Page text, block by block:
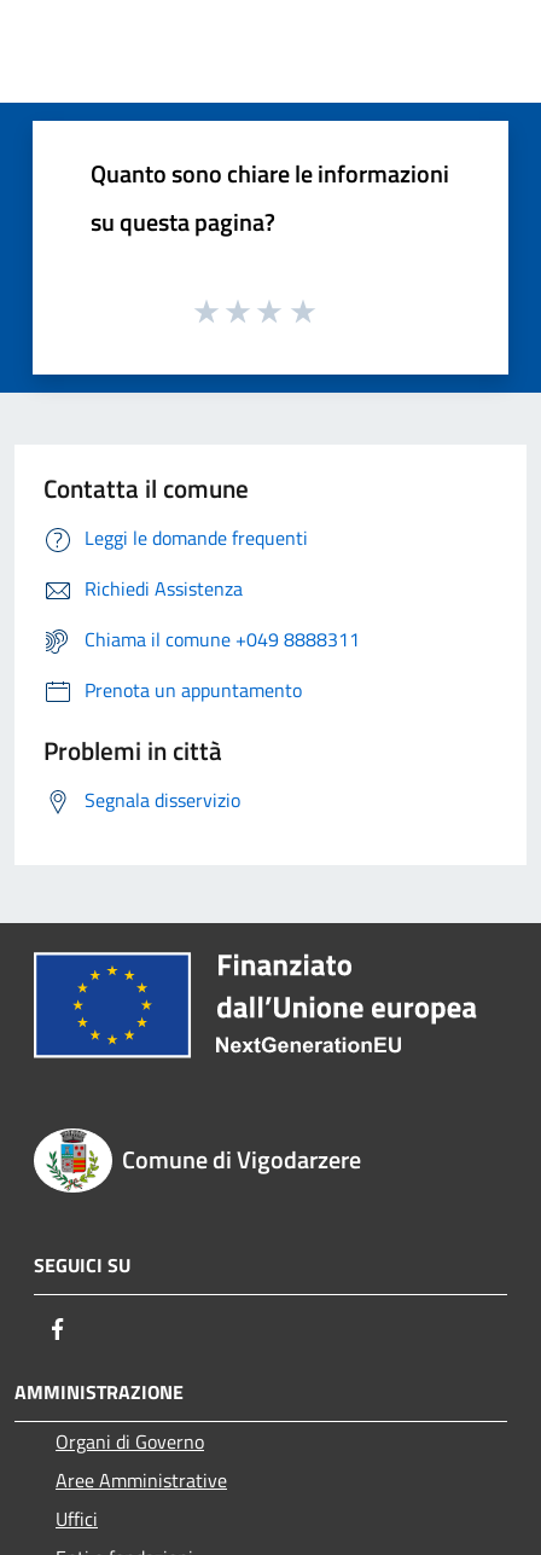
Quanto sono chiare le informazioni
su questa pagina?
Contatta il comune
Leggi le domande frequenti
Richiedi Assistenza
Chiama il comune +049 8888311
Prenota un appuntamento
Problemi in città
Segnala disservizio
Comune di Vigodarzere
SEGUICI SU
AMMINISTRAZIONE
Organi di Governo
Aree Amministrative
Uffici